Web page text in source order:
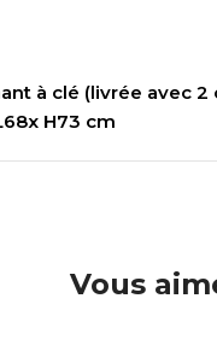
à clé (livrée avec 2
H73 cm
Vous